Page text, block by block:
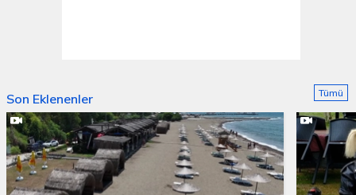
Son Eklenenler Tümü